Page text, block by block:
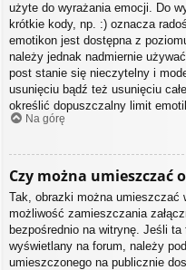
użyte do wyrażania emocji. Do
krótkie kody, np. :) oznacza
emotikon jest dostępna z
należy jednak nadmiernie
post stanie się nieczytelny i
usunięciu bądź też usunięciu
określić dopuszczalny limit
Na górę
Czy można umieszczać
Tak, obrazki można umieszczać
możliwość zamieszczania
bezpośrednio na witrynę. Jeśli ta
wyświetlany na forum, należy
umieszczonego na publicznie